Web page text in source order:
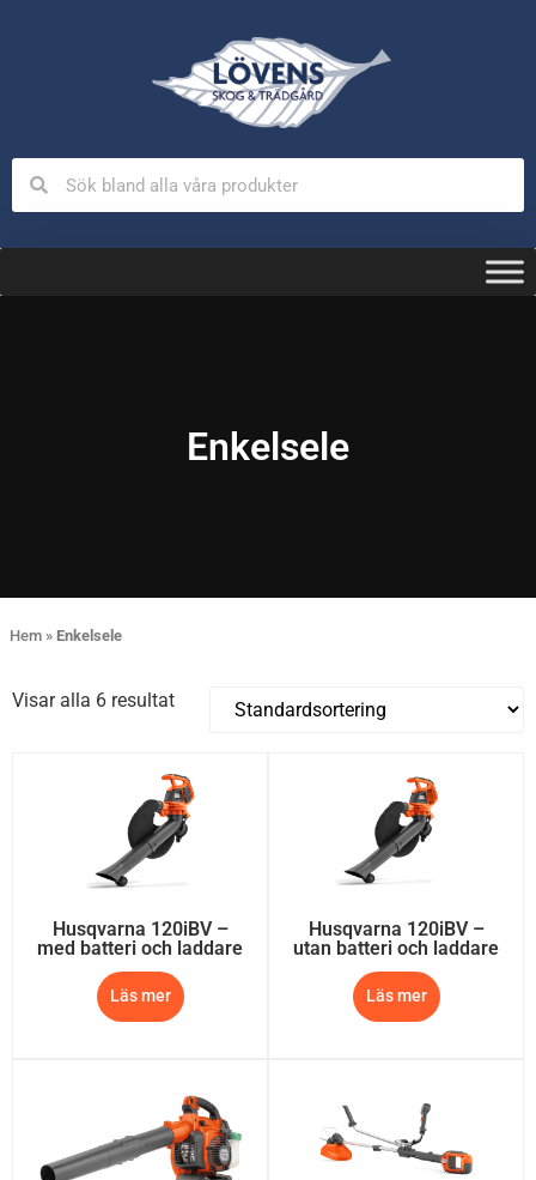
Enkelsele
Hem » Enkelsele
Visar alla 6 resultat
Husqvarna 120iBV –
med batteri och laddare
Läs mer
Husqvarna 120iBV –
utan batteri och laddare
Läs mer